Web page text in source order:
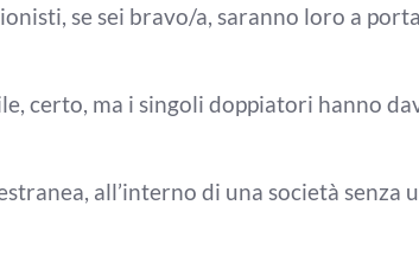
se sei bravo/a,saranno loro a
certo, ma i singoli doppiatori hanno
all’internodi una società senza